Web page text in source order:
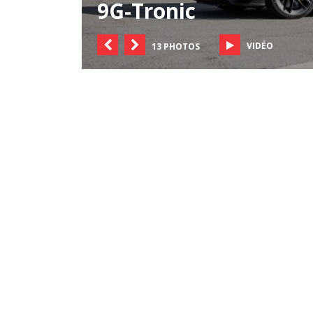
9G-Tronic
13 PHOTOS VIDÉO